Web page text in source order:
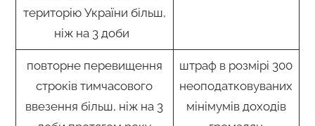
територію України більш,
ніж на 3 доби
повторне перевищення
строків тимчасового
ввезення більш, ніж на 3
штраф в розмірі 300
неоподатковуваних
мінімумів доходів